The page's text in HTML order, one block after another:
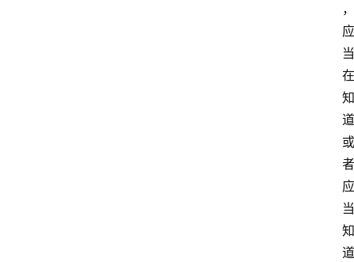
，
应
当
在
知
道
或
者
应
当
知
道